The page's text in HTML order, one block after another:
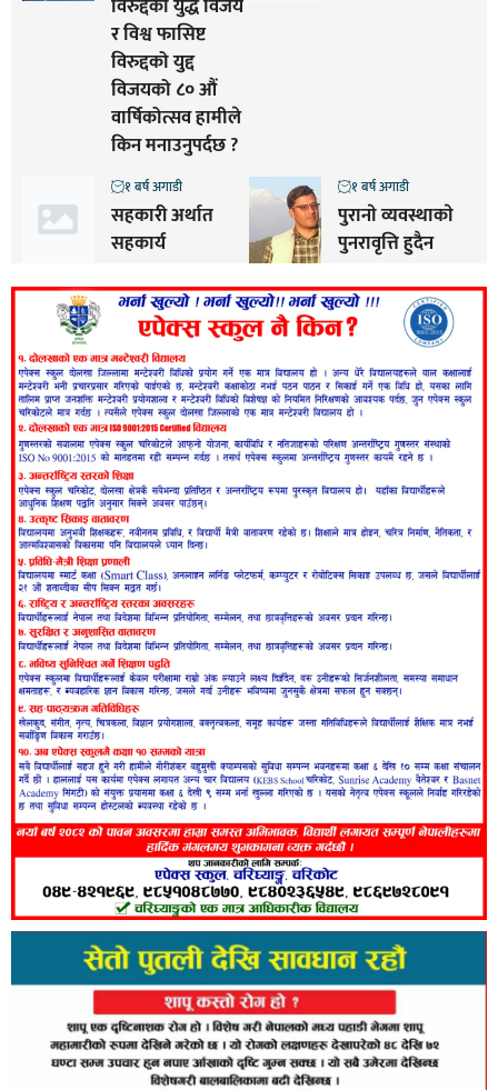
विरुद्दको युद्ध विजय
र विश्व फासिष्ट
विरुद्दको युद्द
विजयको ८० औं
वार्षिकोत्सव हामीले
किन मनाउनुपर्दछ ?
सहकारी अर्थात
सहकार्य
१ बर्ष अगाडी
पुरानाे व्यवस्थाकाे
पुनरावृत्ति हुदैन
१ बर्ष अगाडी